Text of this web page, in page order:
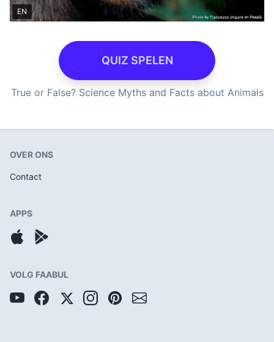
EN
QUIZ SPELEN
True or False? Science Myths and Facts about Animals
OVER ONS
Contact
APPS
VOLG FAABUL